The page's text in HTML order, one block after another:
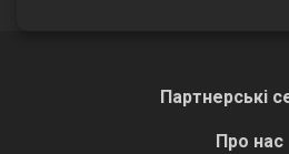
Партнерські
Про нас